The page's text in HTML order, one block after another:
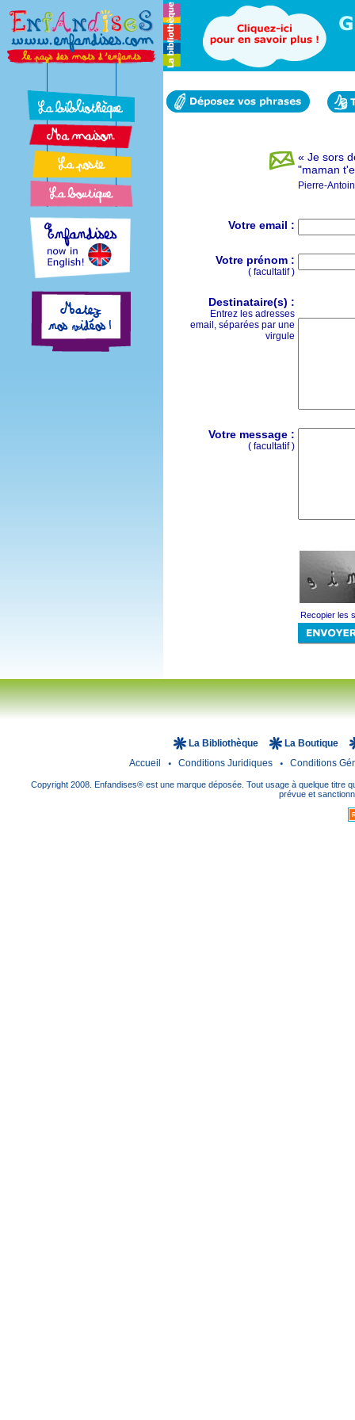
« Je sors
"maman
Pierre-
Votre email :
Votre prénom :
( facultatif )
Destinataire(s) :
Entrez les adresses
email, séparées par une
virgule
Votre message :
( facultatif )
Recopier les
La Bibliothèque
La Boutique
Accueil
Conditions Juridiques Conditions
Copyright 2008. Enfandises® est une marque déposée. Tout usage à quelque
prévue et